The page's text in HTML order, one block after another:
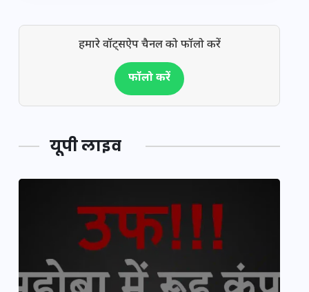
हमारे वॉट्सऐप चैनल को फॉलो करें
फॉलो करें
यूपी लाइव